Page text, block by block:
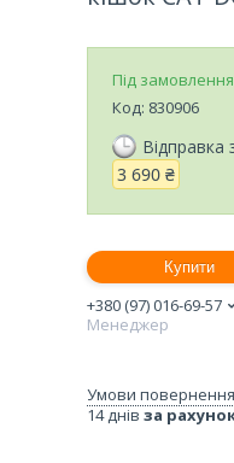
Під замовлення
Код: 830906
Відправка
3 690 ₴
Купити
+380 (97) 016-69-57
Менеджер
14 днів за